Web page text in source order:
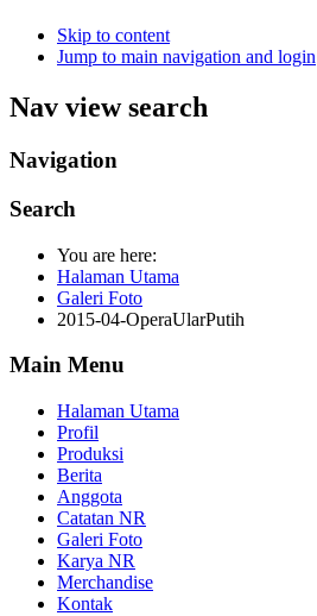
Skip to content
Jump to main navigation and login
Nav view search
Navigation
Search
You are here:
Halaman Utama
Galeri Foto
2015-04-OperaUlarPutih
Main Menu
Halaman Utama
Profil
Produksi
Berita
Anggota
Catatan NR
Galeri Foto
Karya NR
Merchandise
Kontak